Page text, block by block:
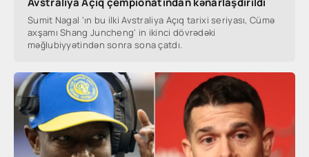
Sumit Nagal 'ın bu ilki Avstraliya Açıq tarixi seriyası, Cümə
axşamı Shang Juncheng' in ikinci dövrədəki
məğlubiyyətindən sonra sona çatdı.